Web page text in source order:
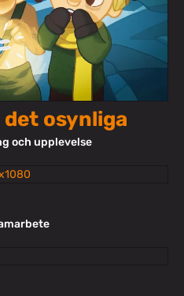
osynliga
och upplevelse